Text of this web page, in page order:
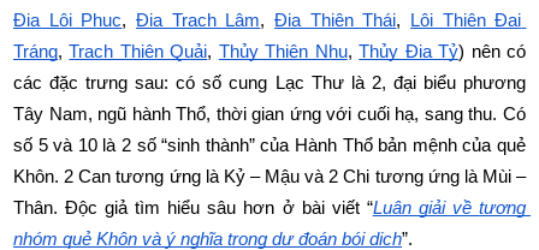
Địa Lôi Phục, Địa Trạch Lâm, Địa Thiên Thái,
Lôi Thiên Đại
Tráng, Trạch Thiên Quải, Thủy Thiên Nhu, Thủy Địa Tỷ) nên có
các đặc trưng sau: có số cung Lạc Thư là 2, đại biểu phương
Tây Nam, ngũ hành Thổ, thời gian ứng với cuối hạ, sang thu. Có
số 5 và 10 là 2 số “sinh thành” của Hành Thổ bản mệnh của quẻ
Khôn. 2 Can tương ứng là Kỷ – Mậu và 2 Chi tương ứng là Mùi –
Thân. Độc giả tìm hiểu sâu hơn ở bài viết “Luận giải về tượng
nhóm quẻ Khôn và ý nghĩa trong dự đoán bói dịch”.